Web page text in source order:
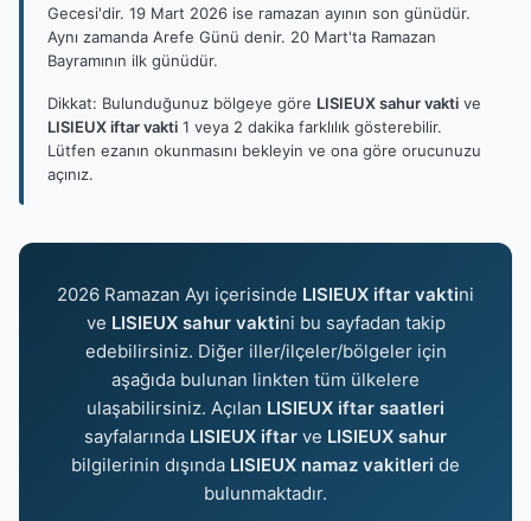
Gecesi'dir. 19 Mart 2026 ise ramazan ayının son günüdür.
Aynı zamanda Arefe Günü denir. 20 Mart'ta Ramazan
Bayramının ilk günüdür.
Dikkat: Bulunduğunuz bölgeye göre LISIEUX sahur vakti ve
LISIEUX iftar vakti 1 veya 2 dakika farklılık gösterebilir.
Lütfen ezanın okunmasını bekleyin ve ona göre orucunuzu
açınız.
2026 Ramazan Ayı içerisinde LISIEUX iftar vaktini
ve LISIEUX sahur vaktini bu sayfadan takip
edebilirsiniz. Diğer iller/ilçeler/bölgeler için
aşağıda bulunan linkten tüm ülkelere
ulaşabilirsiniz. Açılan LISIEUX iftar saatleri
sayfalarında LISIEUX iftar ve LISIEUX sahur
bilgilerinin dışında LISIEUX namaz vakitleri de
bulunmaktadır.